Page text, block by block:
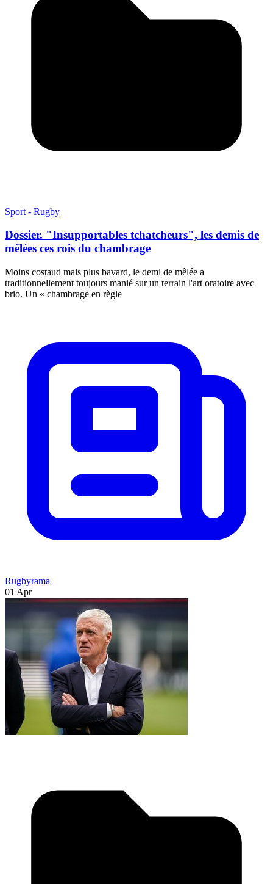
Sport - Rugby
Dossier. "Insupportables tchatcheurs", les demis de
mêlées ces rois du chambrage
Moins costaud mais plus bavard, le demi de mêlée a
traditionnellement toujours manié sur un terrain l'art oratoire avec
brio. Un « chambrage en règle
Rugbyrama
01 Apr